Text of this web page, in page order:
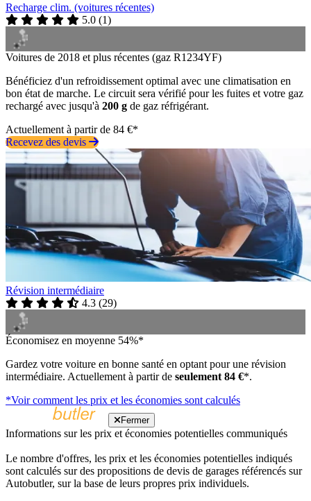
Recharge clim. (voitures récentes)
5.0 (1)
Voitures de 2018 et plus récentes (gaz R1234YF)
Bénéficiez d'un refroidissement optimal avec une climatisation en
bon état de marche. Le circuit sera vérifié pour les fuites et votre gaz
rechargé avec jusqu'à 200 g de gaz réfrigérant.
Actuellement à partir de 84 €*
Recevez des devis
Révision intermédiaire
4.3 (29)
Économisez en moyenne 54%*
Gardez votre voiture en bonne santé en optant pour une révision
intermédiaire. Actuellement à partir de seulement 84 €*.
*Voir comment les prix et les économies sont calculés
Fermer
Informations sur les prix et économies potentielles communiqués
Le nombre d'offres, les prix et les économies potentielles indiqués
sont calculés sur des propositions de devis de garages référencés sur
Autobutler, sur la base de leurs propres prix individuels.